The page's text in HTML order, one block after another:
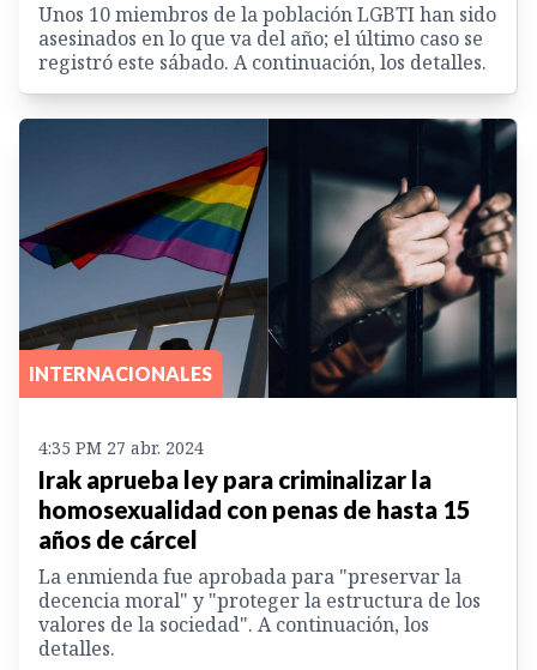
Unos 10 miembros de la población LGBTI han sido
asesinados en lo que va del año; el último caso se
registró este sábado. A continuación, los detalles.
INTERNACIONALES
4:35 PM 27 abr. 2024
Irak aprueba ley para criminalizar la
homosexualidad con penas de hasta 15
años de cárcel
La enmienda fue aprobada para "preservar la
decencia moral" y "proteger la estructura de los
valores de la sociedad". A continuación, los
detalles.